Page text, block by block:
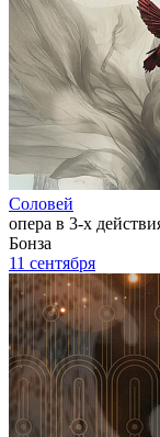
Соловей
опера в 3-х
Бонза
11 сентября